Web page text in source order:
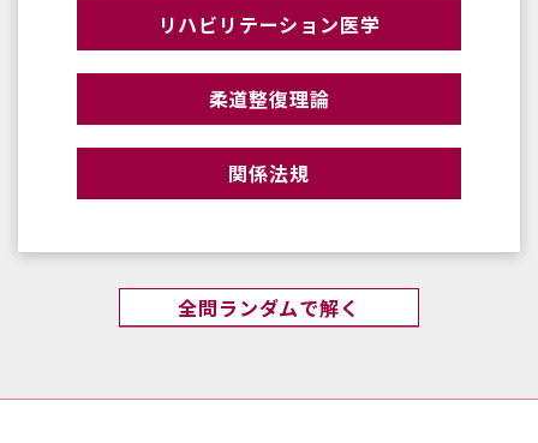
リハビリテーション医学
柔道整復理論
関係法規
全問ランダムで解く